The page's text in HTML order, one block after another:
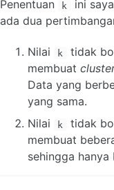
Penentuan k
ini
ada dua
Nilai k
tidak
membuat
Data yang
yang sama.
Nilai
k
tidak
membuat
sehingga